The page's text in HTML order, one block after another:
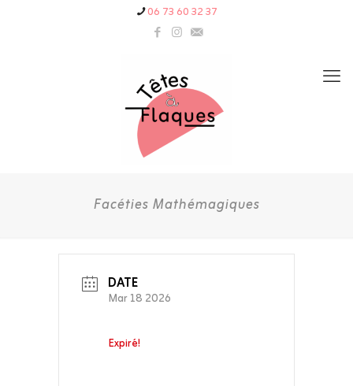
06 73 60 32 37
Facéties Mathémagiques
DATE
Mar 18 2026
Expiré!